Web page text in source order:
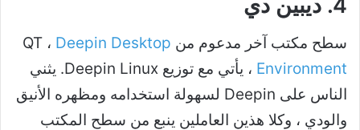
سطح مكتب آخر مدعوم من QT ، Deepin Desktop
Environment
، يأتي مع توزيع Deepin Linux. يثني
الناس على Deepin لسهولة استخدامه ومظهره الأنيق
والودي ، وكلا هذين العاملين ينبع من سطح المكتب